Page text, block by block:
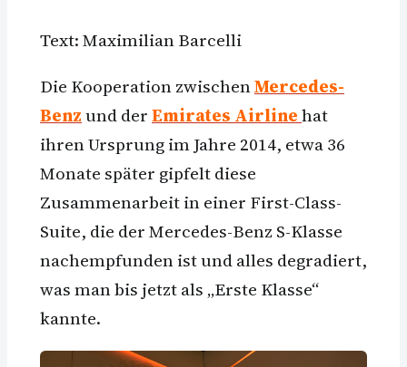
Text: Maximilian Barcelli
Die Kooperation zwischenMercedes-
Benzund derEmirates Airlinehat
ihren Ursprung im Jahre 2014, etwa 36
Monate später gipfelt diese
Zusammenarbeit in einer First-Class-
Suite, die der Mercedes-Benz S-Klasse
nachempfunden ist und alles degradiert,
was man bis jetzt als „Erste Klasse“
kannte.